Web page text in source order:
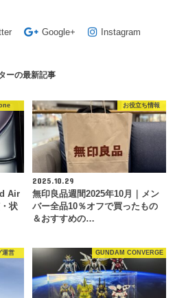
Google+ Instagram
ーの最新記事
Air
状
お役立ち情報
2025.10.29
無印良品週間2025年10月｜メン
バー全品10％オフで買ったもの
＆おすすめの…
運営 GUNDAM CONVERGE